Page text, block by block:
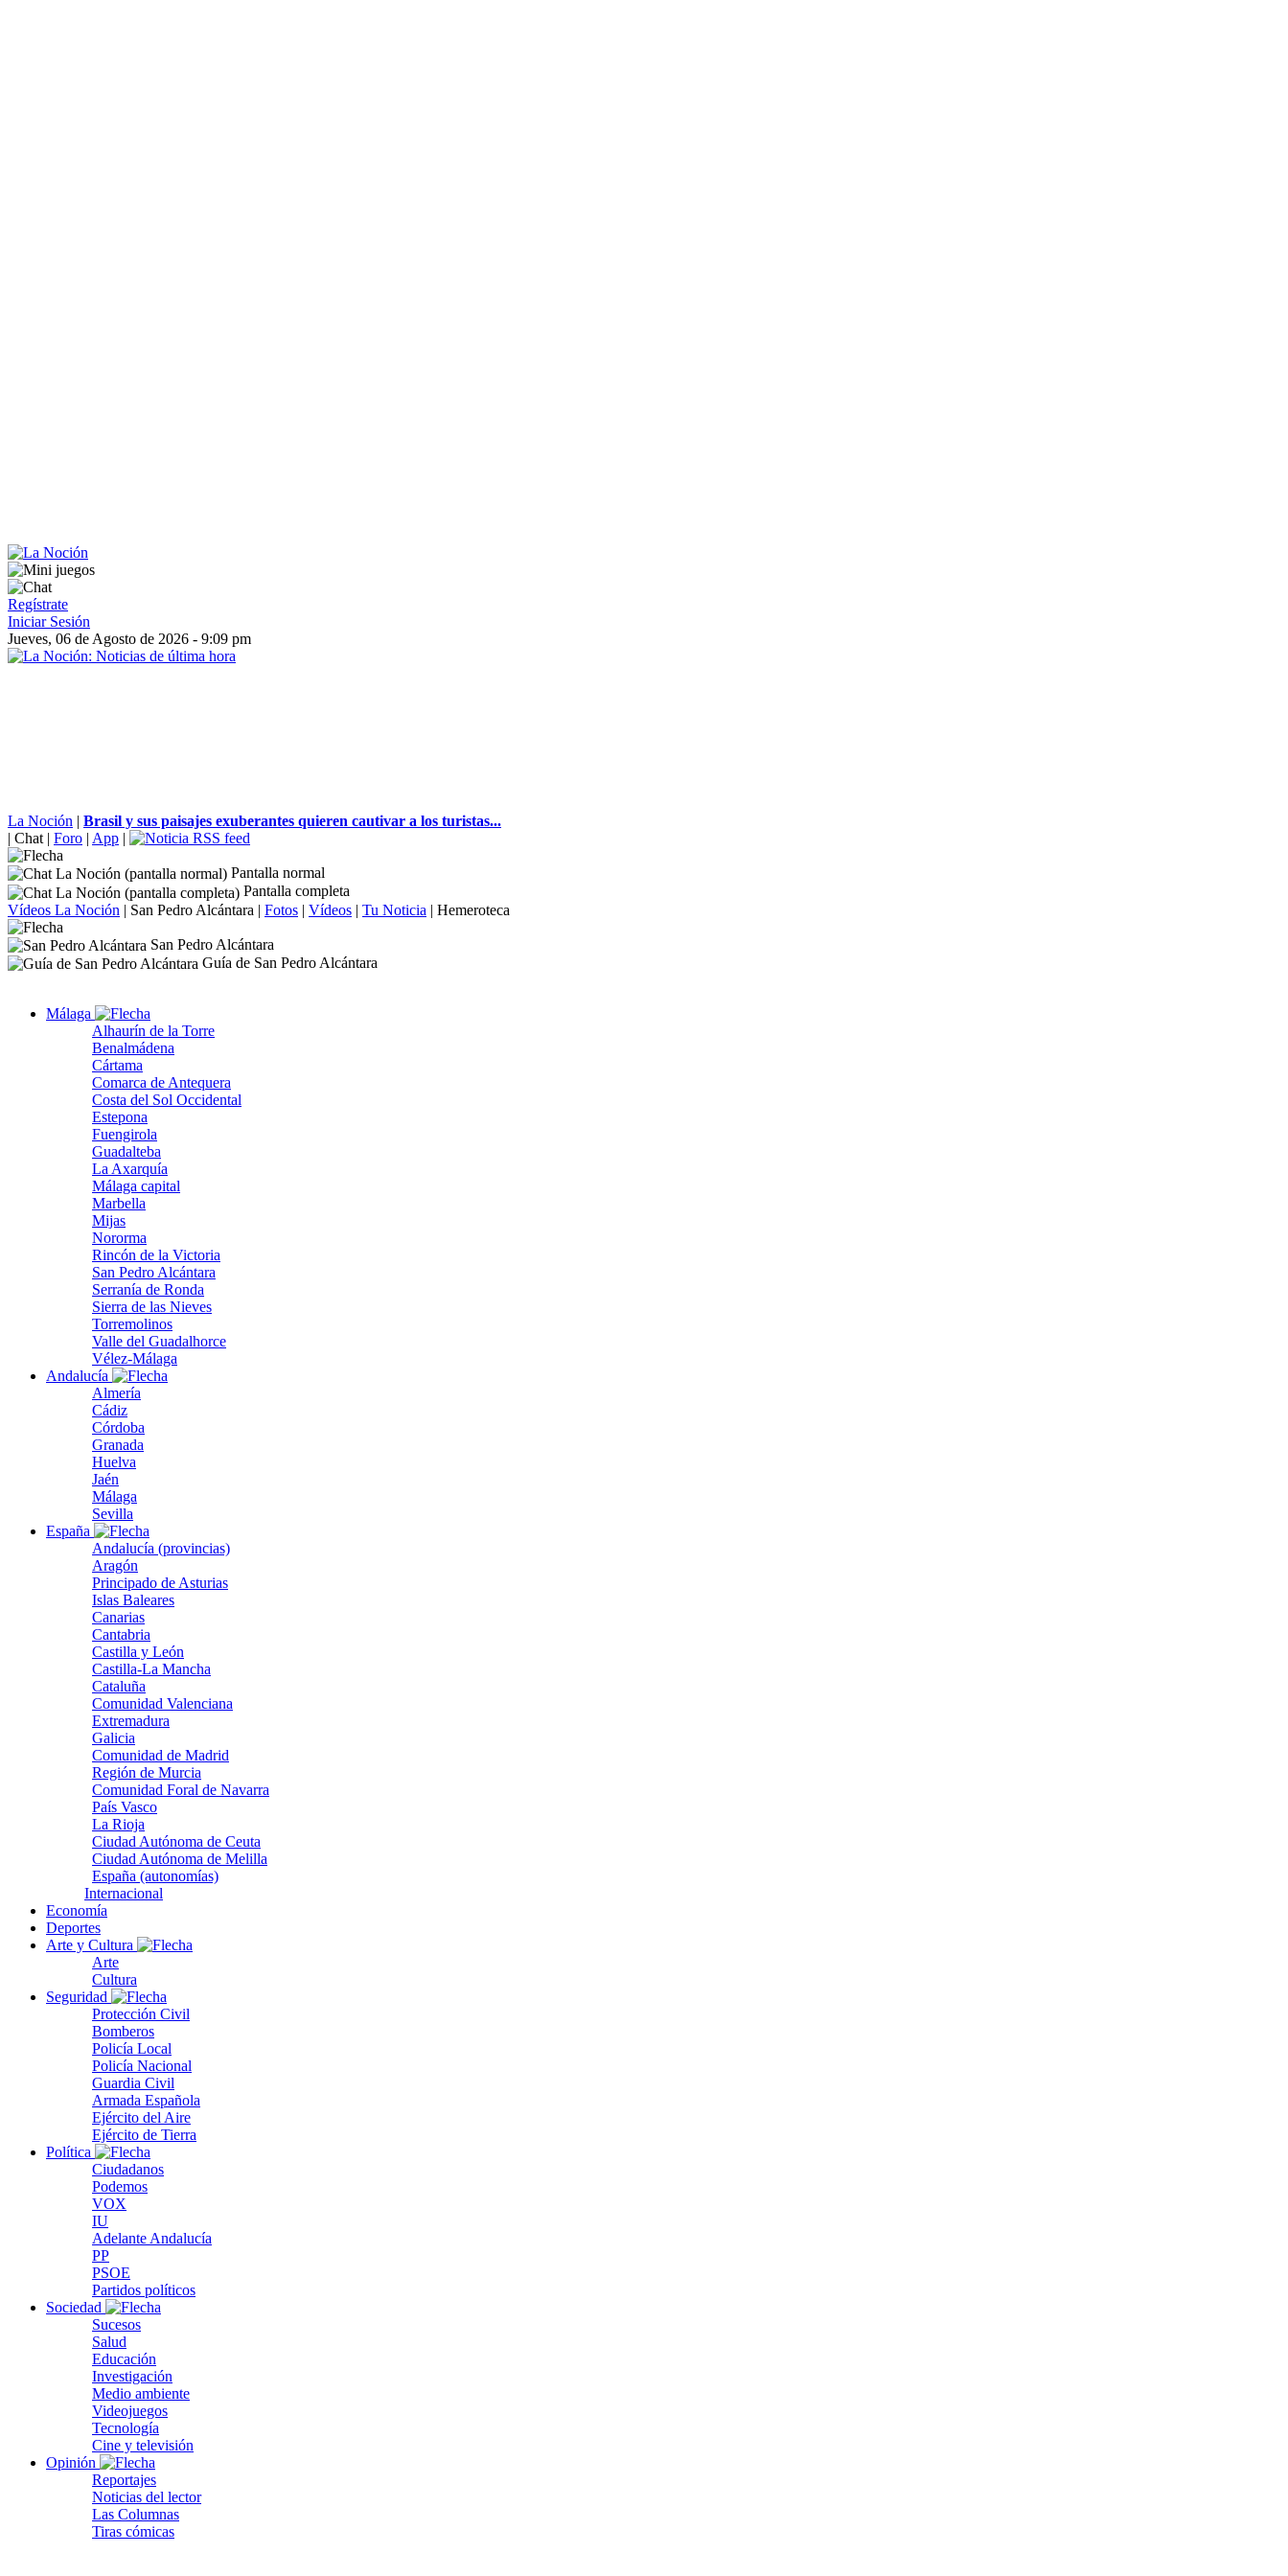
Regístrate
Iniciar Sesión
Jueves, 06 de Agosto de 2026 - 9:09 pm
La Noción | Brasil y sus paisajes exuberantes quieren cautivar a los turistas...
| Chat | Foro | App |
Pantalla normal
Pantalla completa
Vídeos La Noción | San Pedro Alcántara | Fotos | Vídeos | Tu Noticia | Hemeroteca
San Pedro Alcántara
Guía de San Pedro Alcántara
Málaga
Alhaurín de la Torre
Benalmádena
Cártama
Comarca de Antequera
Costa del Sol Occidental
Estepona
Fuengirola
Guadalteba
La Axarquía
Málaga capital
Marbella
Mijas
Nororma
Rincón de la Victoria
San Pedro Alcántara
Serranía de Ronda
Sierra de las Nieves
Torremolinos
Valle del Guadalhorce
Vélez-Málaga
Andalucía
Almería
Cádiz
Córdoba
Granada
Huelva
Jaén
Málaga
Sevilla
España
Andalucía (provincias)
Aragón
Principado de Asturias
Islas Baleares
Canarias
Cantabria
Castilla y León
Castilla-La Mancha
Cataluña
Comunidad Valenciana
Extremadura
Galicia
Comunidad de Madrid
Región de Murcia
Comunidad Foral de Navarra
País Vasco
La Rioja
Ciudad Autónoma de Ceuta
Ciudad Autónoma de Melilla
España (autonomías)
Internacional
Economía
Deportes
Arte y Cultura
Arte
Cultura
Seguridad
Protección Civil
Bomberos
Policía Local
Policía Nacional
Guardia Civil
Armada Española
Ejército del Aire
Ejército de Tierra
Política
Ciudadanos
Podemos
VOX
IU
Adelante Andalucía
PP
PSOE
Partidos políticos
Sociedad
Sucesos
Salud
Educación
Investigación
Medio ambiente
Videojuegos
Tecnología
Cine y televisión
Opinión
Reportajes
Noticias del lector
Las Columnas
Tiras cómicas